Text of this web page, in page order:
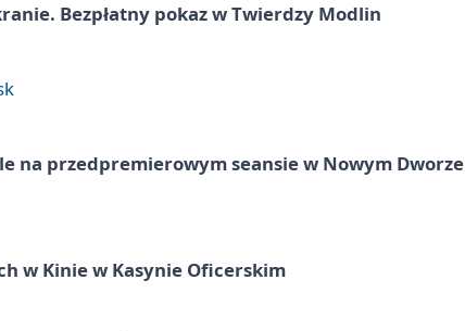
Bezpłatny pokaz w Twierdzy Modlin
na przedpremierowym seansie w Nowym Dworze
w Kinie w Kasynie Oficerskim